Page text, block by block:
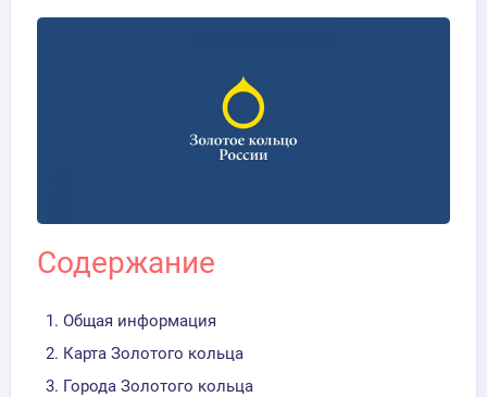
Содержание
Общая информация
Карта Золотого кольца
Города Золотого кольца